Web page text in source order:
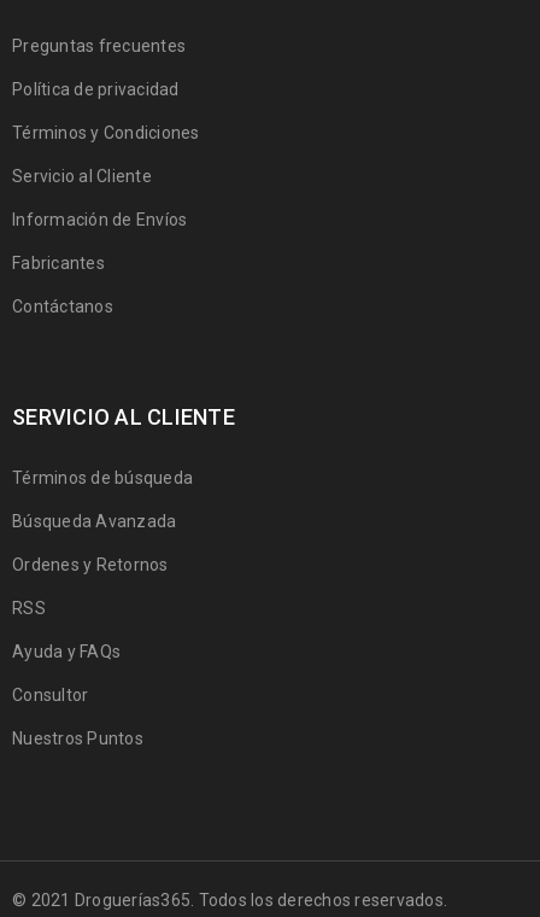
Preguntas frecuentes
Política de privacidad
Términos y Condiciones
Servicio al Cliente
Información de Envíos
Fabricantes
Contáctanos
SERVICIO AL CLIENTE
Términos de búsqueda
Búsqueda Avanzada
Ordenes y Retornos
RSS
Ayuda y FAQs
Consultor
Nuestros Puntos
© 2021 Droguerías365. Todos los derechos reservados.